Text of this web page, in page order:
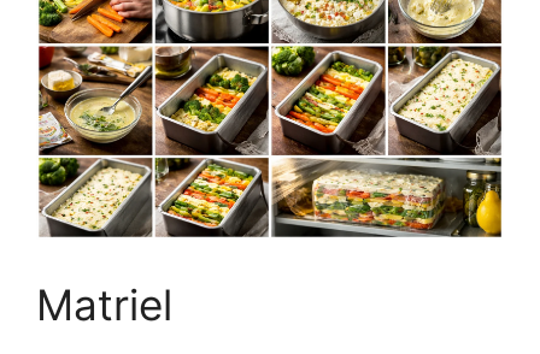
Matriel